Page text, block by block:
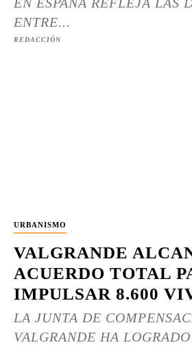
ENTRE...
REDACCIÓN
URBANISMO
VALGRANDE
ACUERDO TOTAL
IMPULSAR 8.600
LA JUNTA DE
VALGRANDE HA